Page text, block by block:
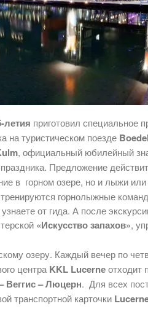
летия приготовил специальное
на туристическом поезде
, официальный юбилейный
Предложение
в горном озере, но и лыжи
горнолыжные
от гида. А после
«Искусство запахов»,
озеру. Каждый вечер по
центра KKL Lucernеотходит
Веггис – Люцерн. Для всех
транспортной карточки